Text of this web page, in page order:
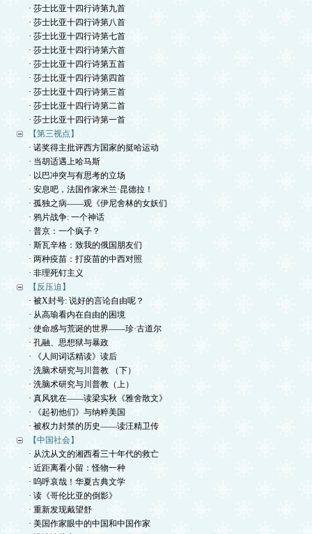
· 莎士比亚十四行诗第九首
· 莎士比亚十四行诗第八首
· 莎士比亚十四行诗第七首
· 莎士比亚十四行诗第六首
· 莎士比亚十四行诗第五首
· 莎士比亚十四行诗第四首
· 莎士比亚十四行诗第三首
· 莎士比亚十四行诗第二首
· 莎士比亚十四行诗第一首
【第三视点】
· 诺奖得主批评西方国家的挺哈运动
· 当胡适遇上哈马斯
· 以巴冲突与有思考的立场
· 安息吧，法国作家米兰·昆德拉！
· 孤独之病——观《伊尼舍林的女妖们
· 鸦片战争: 一个神话
· 普京：一个疯子？
· 斯瓦辛格：致我的俄国朋友们
· 两种疫苗：打疫苗的中西对照
· 非理死钉主义
【反压迫】
· 被X封号: 说好的言论自由呢？
· 从高瑜看内在自由的困境
· 使命感与荒诞的世界——珍·古道尔
· 孔融、思想狱与暴政
· 《人间词话精读》读后
· 洗脑术研究与川普教 （下）
· 洗脑术研究与川普教（上）
· 真风犹在——读梁实秋《雅舍散文》
· 《起初他们》与纳粹美国
· 被权力封禁的历史——读汪精卫传
【中国社会】
· 从沈从文的湘西看三十年代的救亡
· 近距离看小留：怪物一种
· 呜呼哀哉！华夏古典文学
· 读《哥伦比亚的倒影》
· 重新发现戴望舒
· 美国作家眼中的中国和中国作家